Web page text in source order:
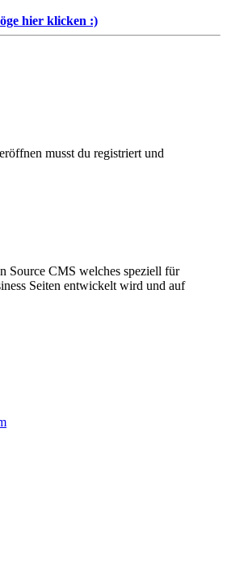
hier klicken :)
musst du registriert und
Source CMS welches speziell für
Seiten entwickelt wird und auf